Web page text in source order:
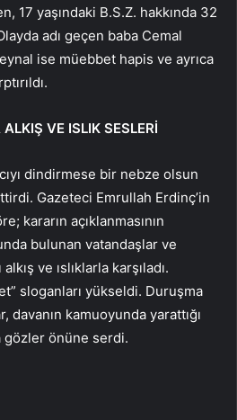
17 yaşındaki B.S.Z. hakkında 32
adı geçen baba Cemal
ise müebbet hapis ve ayrıca
VE ISLIK SESLERİ
dindirmese bir nebze olsun
Gazeteci Emrullah Erdinç’in
kararın açıklanmasının
bulunan vatandaşlar ve
ve ıslıklarla karşıladı.
sloganları yükseldi. Duruşma
davanın kamuoyunda yarattığı
gözler önüne serdi.